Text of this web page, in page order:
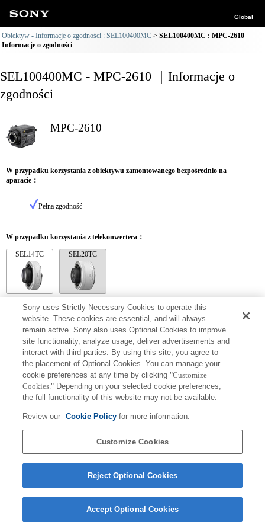
Global
Obiektyw - Informacje o zgodności : SEL100400MC
SEL100400MC : MPC-2610
Informacje o zgodności
SEL100400MC - MPC-2610 ｜Informacje o
zgodności
MPC-2610
W przypadku korzystania z obiektywu zamontowanego bezpośrednio na
aparacie：
Pełna zgodność
W przypadku korzystania z telekonwertera：
SEL14TC SEL20TC
SEL14TC
Copyright 2026 Sony Corporation
Sony uses Strictly Necessary Cookies to operate this
website. These cookies are essential, and will always
remain active. Sony also uses Optional Cookies to improve
site functionality, analyze usage, deliver advertisements and
interact with third parties. By using this site, you agree to
the placement of Optional Cookies. You can manage your
cookie preferences at any time by clicking "Customize
Cookies." Depending on your selected cookie preferences,
the full functionality of this website may not be available.
Review our Cookie Policyfor more information.
Customize Cookies
Reject Optional Cookies
Accept Optional Cookies